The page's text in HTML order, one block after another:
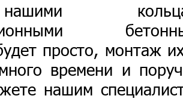
просто, монтаж
времени и
нашим